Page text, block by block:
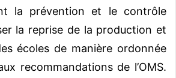
la prévention et le contrôle
la reprise de la production et
écoles de manière ordonnée
recommandations de l’OMS.